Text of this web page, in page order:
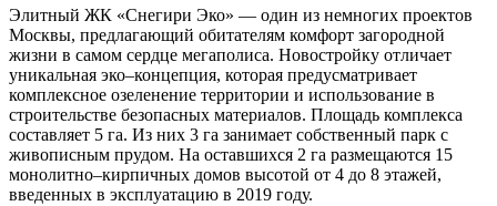
Элитный ЖК «Снегири Эко» — один из немногих проектов
Москвы, предлагающий обитателям комфорт загородной
жизни в самом сердце мегаполиса. Новостройку отличает
уникальная эко–концепция, которая предусматривает
комплексное озеленение территории и использование в
строительстве безопасных материалов. Площадь комплекса
составляет 5 га. Из них 3 га занимает собственный парк с
живописным прудом. На оставшихся 2 га размещаются 15
монолитно–кирпичных домов высотой от 4 до 8 этажей,
введенных в эксплуатацию в 2019 году.